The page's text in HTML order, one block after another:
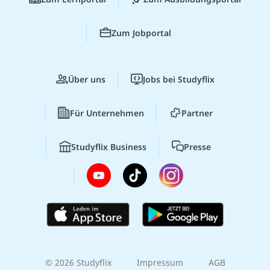
Zum Jobportal
Über uns Jobs bei Studyflix
Für Unternehmen Partner
Studyflix Business Presse
© 2026 Studyflix Impressum AGB